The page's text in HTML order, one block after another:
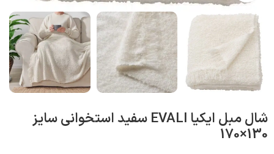
شال مبل ایکیا EVALI سفید استخوانی سایز
130×170